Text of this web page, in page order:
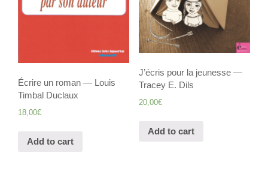
Écrire un roman — Louis
Timbal Duclaux
18,00€
Add to cart
J’écris pour la jeunesse —
Tracey E. Dils
20,00€
Add to cart